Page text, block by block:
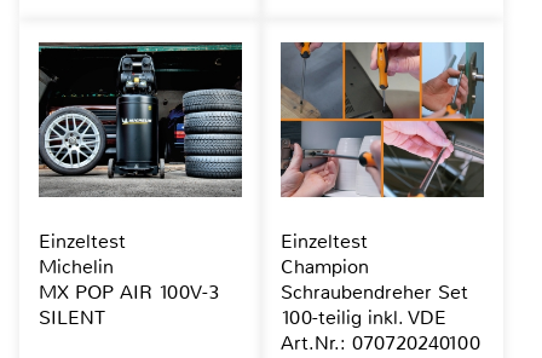
Einzeltest
Michelin
MX POP AIR 100V-3
SILENT
Einzeltest
Champion
Schraubendreher Set
100-teilig inkl. VDE
Art.Nr.: 070720240100